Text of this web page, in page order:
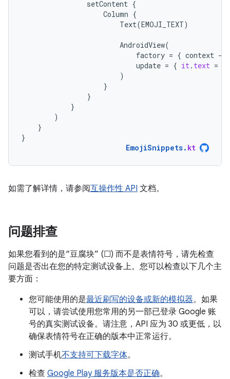
setContent {
Column {
Text(EMOJI_TEXT)
AndroidView(
factory = { context -
update = { it. text =
)
}
}
}
)
}
}
EmojiSnippets. kt
如需了解详情，请参阅互操作性 API 文档。
问题排查
如果您看到的是“豆腐块” (☐) 而不是表情符号，请先检查
问题是否出在您的特定测试设备上。 您可以检查以下几个主
要方面：
您可能使用的是最近刷写的设备或新的模拟器。如果
可以，请尝试使用您常用的另一部已登录 Google 账
号的真实测试设备。请注意，API 应为 30 或更低，以
确保表情符号在正确的版本中正常运行。
测试手机不支持可下载字体。
检查 Google Play 服务版本是否正确。